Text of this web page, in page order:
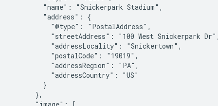
        "name": "Snickerpark Stadium",
        "address": {
          "@type": "PostalAddress",
"streetAddress": "100 West Snickerpark
          "addressLocality": "Snickertown",
          "postalCode": "19019",
          "addressRegion": "PA",
          "addressCountry": "US"
        }
      },